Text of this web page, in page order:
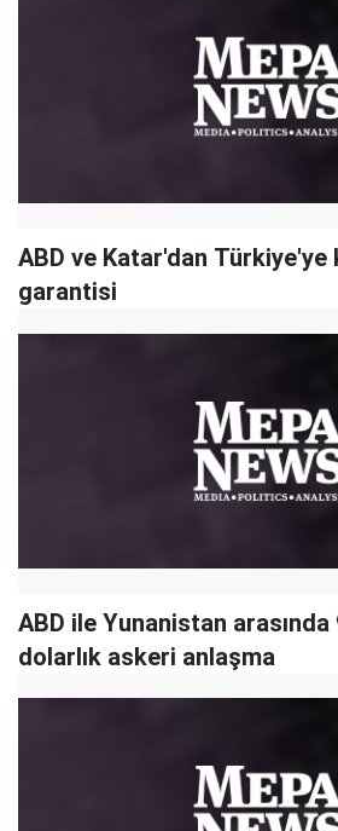
ABD ve Katar'dan Türkiye'ye
garantisi
ABD ile Yunanistan arasında
dolarlık askeri anlaşma